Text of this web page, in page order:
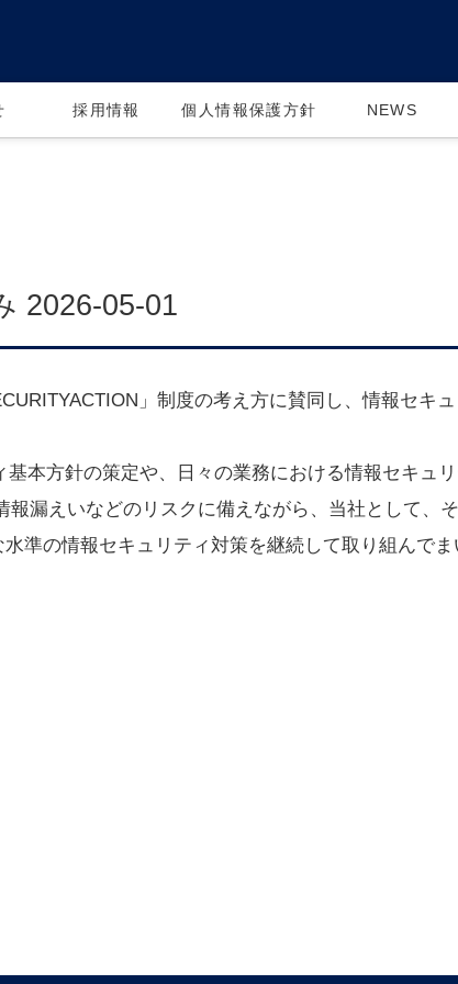
採用情報 個人情報保護方針 NEWS
2026-05-01
」制度の考え方に賛同し、情報セキ
本方針の策定や、日々の業務における情報セキュ
漏えいなどのリスクに備えながら、当社として、
準の情報セキュリティ対策を継続して取り組んでま